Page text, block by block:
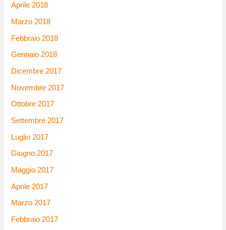
Aprile 2018
Marzo 2018
Febbraio 2018
Gennaio 2018
Dicembre 2017
Novembre 2017
Ottobre 2017
Settembre 2017
Luglio 2017
Giugno 2017
Maggio 2017
Aprile 2017
Marzo 2017
Febbraio 2017